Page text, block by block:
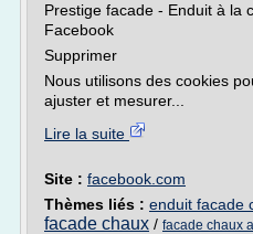
Prestige facade - Enduit à la
Facebook
Supprimer
Nous utilisons des cookies
ajuster et mesurer...
Lire la suite
Site : facebook.com
Thèmes liés : enduit facade
facade chaux / facade chaux